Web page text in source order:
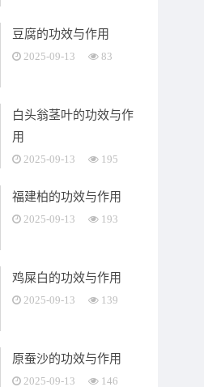
豆腐的功效与作用
2025-09-13 83
白头翁茎叶的功效与作
用
2025-09-13 195
福建柏的功效与作用
2025-09-13 193
鸡屎白的功效与作用
2025-09-13 139
原蚕沙的功效与作用
2025-09-13 146